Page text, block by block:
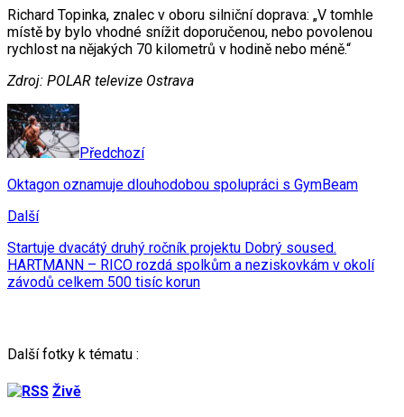
Richard Topinka, znalec v oboru silniční doprava: „V tomhle
místě by bylo vhodné snížit doporučenou, nebo povolenou
rychlost na nějakých 70 kilometrů v hodině nebo méně.“
Zdroj: POLAR televize Ostrava
Předchozí
Oktagon oznamuje dlouhodobou spolupráci s GymBeam
Další
Startuje dvacátý druhý ročník projektu Dobrý soused.
HARTMANN – RICO rozdá spolkům a neziskovkám v okolí
závodů celkem 500 tisíc korun
Další fotky k tématu :
Živě